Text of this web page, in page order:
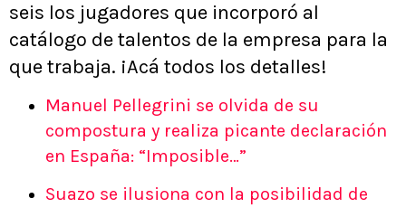
seis los jugadores que incorporó al
catálogo de talentos de la empresa para la
que trabaja. ¡Acá todos los detalles!
Manuel Pellegrini se olvida de su
compostura y realiza picante declaración
en España: “Imposible…”
Suazo se ilusiona con la posibilidad de